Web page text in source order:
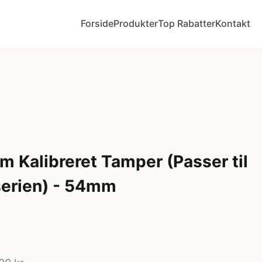
ForsideProdukterTop RabatterKontakt
Kalibreret Tamper (Passer til
- 54mm